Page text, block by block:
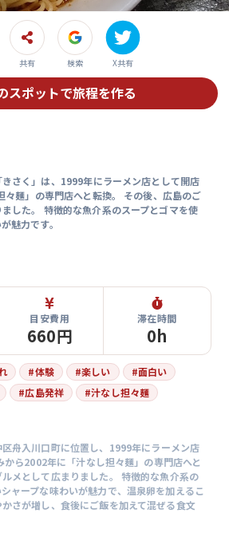
共有 検索 X共有
スポットで旅程を作る
さく」は、1999年にラーメン店として開店
々麺」の専門店へと転換。 その後、広島のご
した。 特徴的な魚介系のスープとゴマを使
魅力です。
目安費用
660円
滞在時間
0h
#体験 #楽しい #面白い
#広島発祥 #汁なし担々麺
区舟入川口町に位置し、1999年にラーメン店
から2002年に「汁なし担々麺」の専門店へと
メとして広まりました。 特徴的な魚介系の
ャープな味わいが魅力で、温泉卵を加えるこ
さが増し、食後にご飯を加えて混ぜる食文